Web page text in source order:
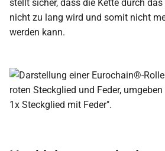
stellt sicher, dass die Kette durch
nicht zu lang wird und somit nicht
werden kann.